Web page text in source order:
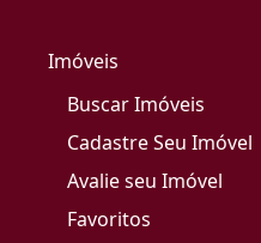
Imóveis
Buscar Imóveis
Cadastre Seu Imóvel
Avalie seu Imóvel
Favoritos